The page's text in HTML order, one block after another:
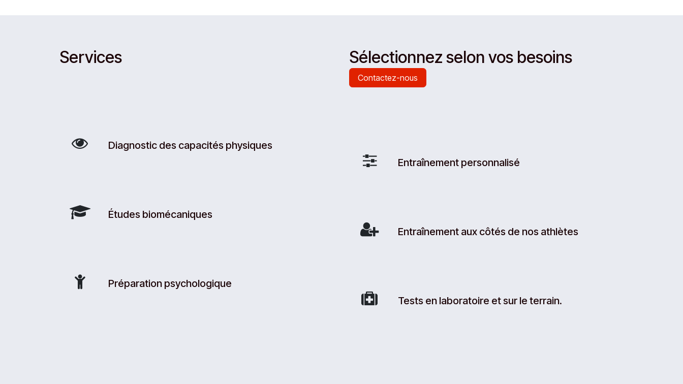
Services
Diagnostic des capacités physiques
Études biomécaniques
Préparation psychologique
Sélectionnez selon vos besoins
Contactez-nous
Entraînement personnalisé
Entraînement aux côtés de nos athlètes
Tests en laboratoire et sur le terrain.